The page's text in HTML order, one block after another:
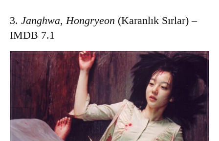
3. Janghwa, Hongryeon (Karanlık Sırlar) –
IMDB 7.1